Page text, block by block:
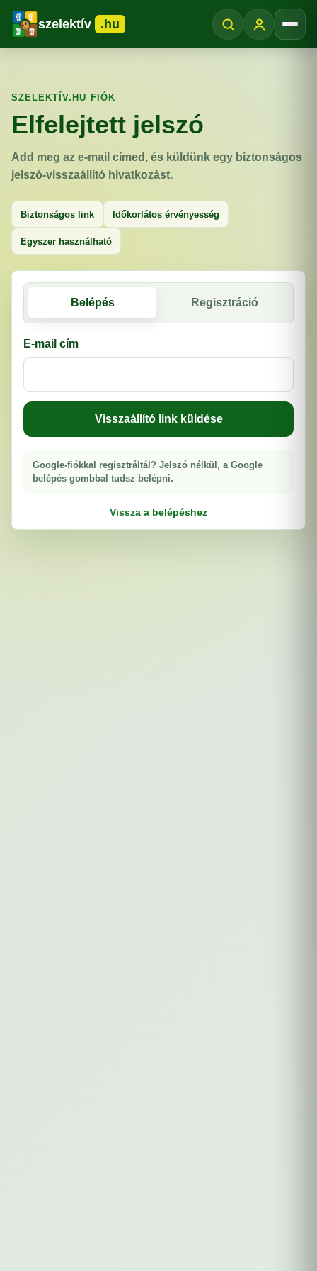
szelektív .hu
SZELEKTÍV.HU FIÓK
Elfelejtett jelszó
Add meg az e-mail címed, és küldünk egy biztonságos
jelszó-visszaállító hivatkozást.
Biztonságos link Időkorlátos érvényesség
Egyszer használható
Belépés Regisztráció
E-mail cím
Visszaállító link küldése
Google-fiókkal regisztráltál? Jelszó nélkül, a Google
belépés gombbal tudsz belépni.
Vissza a belépéshez